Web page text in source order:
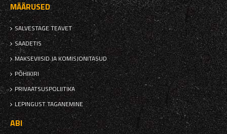
MÄÄRUSED
SALVESTAGE TEAVET
SAADETIS
MAKSEVIISID JA KOMISJONITASUD
PÕHIKIRI
PRIVAATSUSPOLIITIKA
LEPINGUST TAGANEMINE
ABI